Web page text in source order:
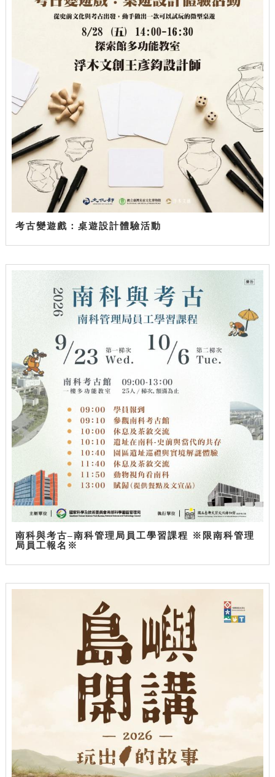
考古變遊戲：桌遊設計體驗活動
南科與考古–南科管理局員工學習課程 ※限南科管理
局員工報名※